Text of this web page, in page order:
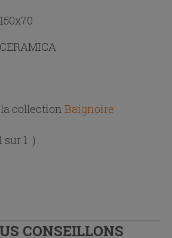
150x70
collection Baignoire
sur 1 )
CONSEILLONS